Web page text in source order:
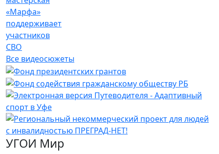
«Марфа»
поддерживает
участников
СВО
Все видеосюжеты
УГОИ Мир